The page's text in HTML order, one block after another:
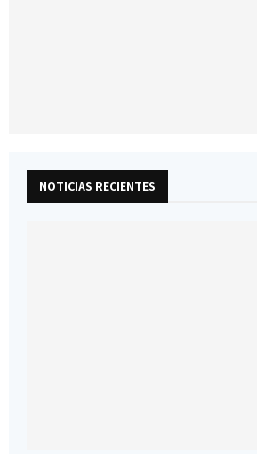
NOTICIAS RECIENTES